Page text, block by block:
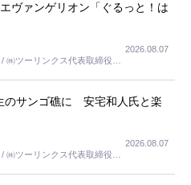
ヴァンゲリオン「ぐるっと！は
㈱ツーリンクス代表取締役社
2026.08.07
のサンゴ礁に 安宅和人氏と楽
㈱ツーリンクス代表取締役社
2026.08.07